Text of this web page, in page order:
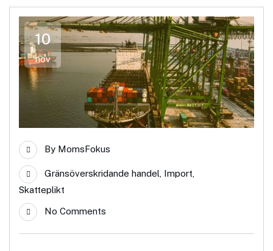
10
nov
By MomsFokus
Gränsöverskridande handel, Import,
Skatteplikt
No Comments